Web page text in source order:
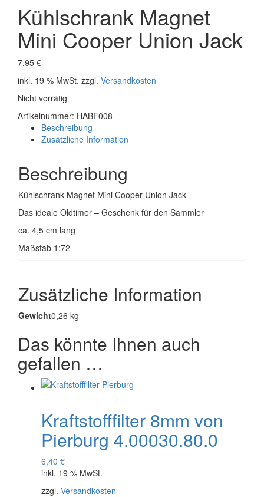
Kühlschrank Magnet
Mini Cooper Union Jack
7,95 €
inkl. 19 % MwSt. zzgl. Versandkosten
Nicht vorrätig
Artikelnummer: HABF008
Beschreibung
Zusätzliche Information
Beschreibung
Kühlschrank Magnet Mini Cooper Union Jack
Das ideale Oldtimer – Geschenk für den Sammler
ca. 4,5 cm lang
Maßstab 1:72
Zusätzliche Information
Gewicht0,26 kg
Das könnte Ihnen auch
gefallen …
Kraftstofffilter 8mm von
Pierburg 4.00030.80.0
6,40 €
inkl. 19 % MwSt.
zzgl. Versandkosten